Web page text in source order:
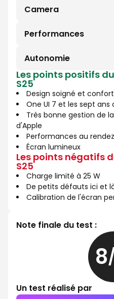
10
Camera
8
10
Performances
9
10
Autonomie
7
sur
10
Les points positifs
S25
Design soigné et
One UI 7 et les sept ans
Très bonne gestion de
d'Apple
Performances au
Écran lumineux
Les points négatifs
S25
Charge limité à 25 W
De petits défauts ici et
Calibration de l'écran
Note finale du test :
8
Un test réalisé par